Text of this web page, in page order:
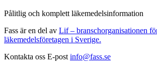
Pålitlig och komplett läkemedelsinformation
Fass är en del av Lif – branschorganisationen
läkemedelsföretagen i Sverige.
Kontakta oss E-post info@fass.se